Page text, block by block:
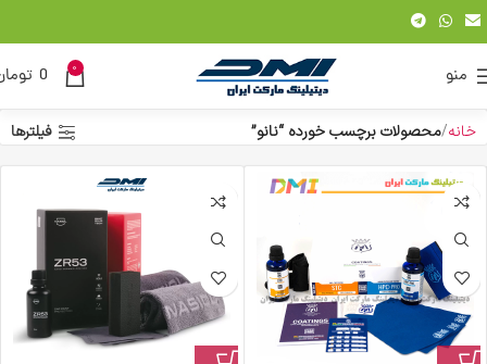
منو 0
0
خانه محصولات برچسب خورده “نانو” فیلترها